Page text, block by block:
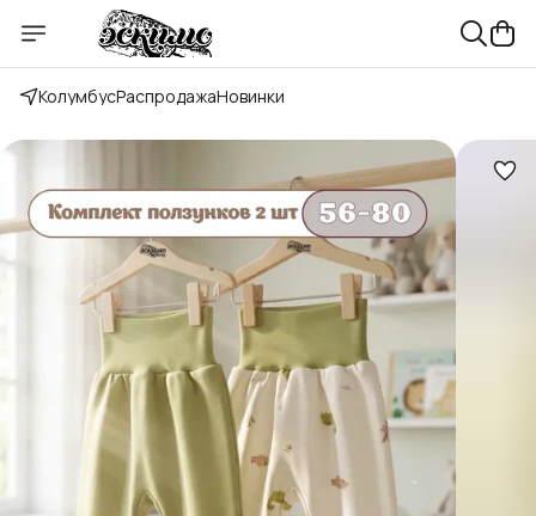
КолумбусРаспродажаНовинки